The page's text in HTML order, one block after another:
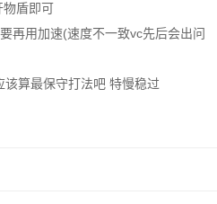
物盾即可
再用加速(速度不一致vc先后会出问
算最保守打法吧 特慢稳过